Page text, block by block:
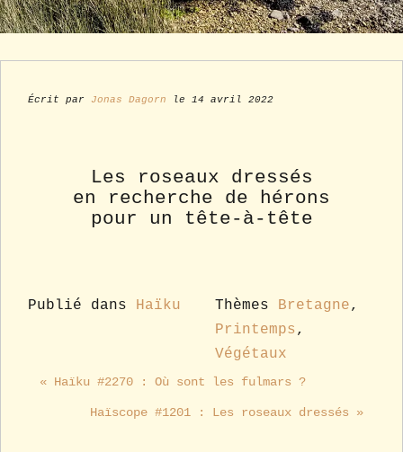
Écrit par Jonas Dagorn le 14 avril 2022
Les roseaux dressés
en recherche de hérons
pour un tête-à-tête
Publié dans Haïku Thèmes Bretagne,
Printemps,
Végétaux
« Haïku #2270 : Où sont les fulmars ?
Haïscope #1201 : Les roseaux dressés »